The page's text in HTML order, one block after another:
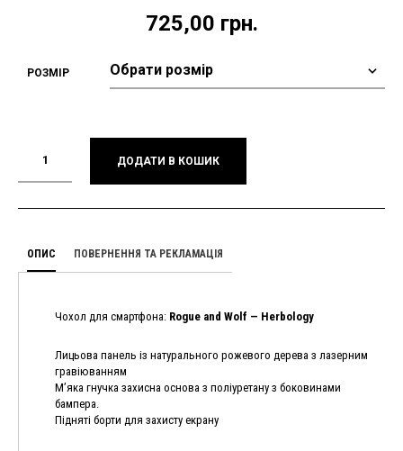
725,00 грн.
РОЗМІР
ДОДАТИ В КОШИК
ОПИС ПОВЕРНЕННЯ ТА РЕКЛАМАЦІЯ
Чохол для смартфона: Rogue and Wolf — Herbology
Лицьова панель із натурального рожевого дерева з лазерним
гравіюванням
М’яка гнучка захисна основа з поліуретану з боковинами
бампера.
Підняті борти для захисту екрану